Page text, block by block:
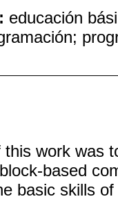
educación
work was
based
basic skills